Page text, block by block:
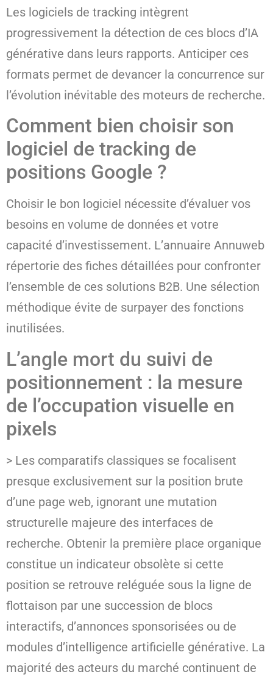
Les logiciels de tracking intègrent
progressivement la détection de ces blocs d’IA
générative dans leurs rapports. Anticiper ces
formats permet de devancer la concurrence sur
l’évolution inévitable des moteurs de recherche.
Comment bien choisir son
logiciel de tracking de
positions Google ?
Choisir le bon logiciel nécessite d’évaluer vos
besoins en volume de données et votre
capacité d’investissement. L’annuaire Annuweb
répertorie des fiches détaillées pour confronter
l’ensemble de ces solutions B2B. Une sélection
méthodique évite de surpayer des fonctions
inutilisées.
L’angle mort du suivi de
positionnement : la mesure
de l’occupation visuelle en
pixels
> Les comparatifs classiques se focalisent
presque exclusivement sur la position brute
d’une page web, ignorant une mutation
structurelle majeure des interfaces de
recherche. Obtenir la première place organique
constitue un indicateur obsolète si cette
position se retrouve reléguée sous la ligne de
flottaison par une succession de blocs
interactifs, d’annonces sponsorisées ou de
modules d’intelligence artificielle générative. La
majorité des acteurs du marché continuent de